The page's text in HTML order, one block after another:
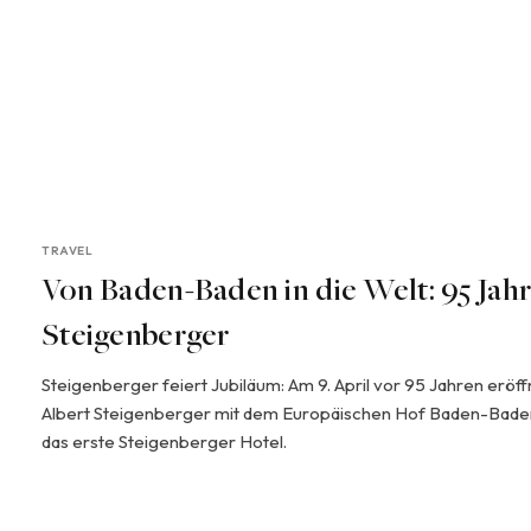
TRAVEL
Von Baden-Baden in die Welt: 95
Steigenberger
Steigenberger feiert Jubiläum: Am 9. April vor 95 Jahren
Albert Steigenberger mit dem Europäischen Hof Baden-
das erste Steigenberger Hotel.